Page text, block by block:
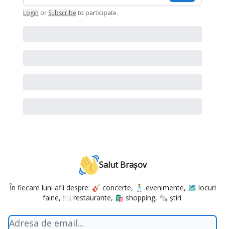
Login or Subscribe to participate.
Salut Brașov
În fiecare luni afli despre: 🎸 concerte, 🕺 evenimente, 🗺️ locuri
faine, 🍽️ restaurante, 🛍️ shopping, 🗞️ știri.